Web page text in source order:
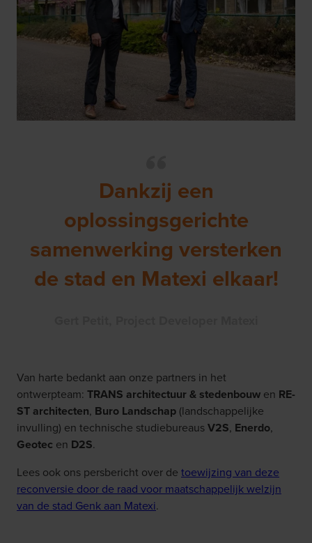
Dankzij een
oplossingsgerichte
samenwerking versterken
de stad en Matexi elkaar!
Van harte bedankt aan onze partners in het
ontwerpteam: TRANS architectuur & stedenbouw en RE-
ST architecten, Buro Landschap (landschappelijke
invulling) en technische studiebureausV2S, Enerdo,
Geotec en D2S.
Lees ook ons persbericht over de toewijzing van deze
reconversie door de raad voor maatschappelijk welzijn
van de stad Genk aan Matexi.